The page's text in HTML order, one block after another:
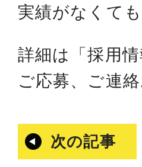
実績がなくて
詳細は「採用
ご応募、ご連
次の記事